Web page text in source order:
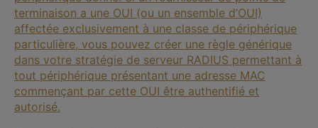
terminaison a une OUI (ou un ensemble d’OUI)
affectée exclusivement à une classe de périphérique
particulière, vous pouvez créer une règle générique
dans votre stratégie de serveur RADIUS permettant à
tout périphérique présentant une adresse MAC
commençant par cette OUI être authentifié et
autorisé.